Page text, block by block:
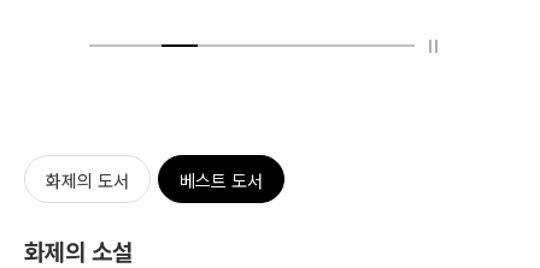
화제의 도서 베스트 도서
화제의 소설